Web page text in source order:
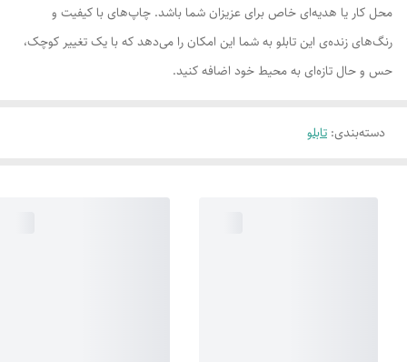
محل کار یا هدیه‌ای خاص برای عزیزان شما باشد. چاپ‌های با کیفیت و
رنگ‌های زنده‌ی این تابلو به شما این امکان را می‌دهد که با یک تغییر کوچک،
حس و حال تازه‌ای به محیط خود اضافه کنید.
دسته‌بندی: تابلو